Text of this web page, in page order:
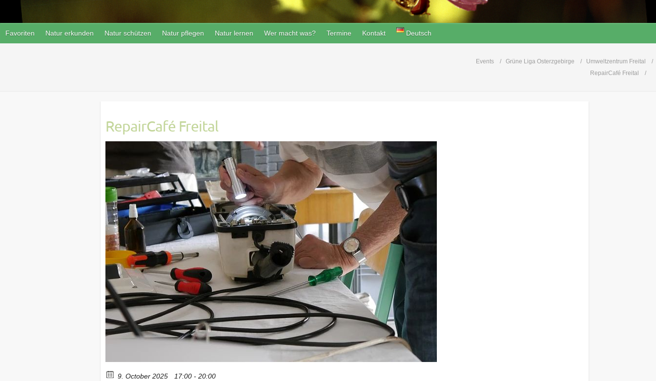
Favoriten Natur erkunden Natur schützen Natur pflegen Natur lernen Wer macht was? Termine Kontakt Deutsch
Events Grüne Liga Osterzgebirge
Umweltzentrum Freital
RepairCafé Freital
RepairCafé Freital
9. October 2025
17:00 - 20:00